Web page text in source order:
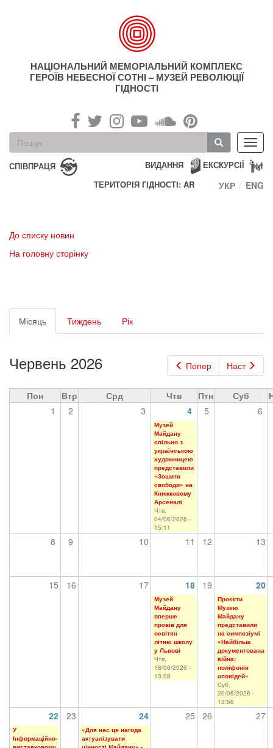
НАЦІОНАЛЬНИЙ МЕМОРІАЛЬНИЙ КОМПЛЕКС
ГЕРОЇВ НЕБЕСНОЇ СОТНІ – МУЗЕЙ РЕВОЛЮЦІЇ
ГІДНОСТІ
Пошукова
форма
Пошук
СПІВПРАЦЯ ЕКСКУРСІЇ
ВИДАННЯ
ТЕРИТОРІЯ ГІДНОСТІ: AR
УКР ENG
До списку новин
На головну сторінку
Первинні
вкладки
Місяць (активна
вкладка)
Тиждень Рік
Попер Наст
Червень 2026
Пон Втр Срд Чтв Птн Суб
1
2 3 4 5 6
Музей
Майдану
спільно з
українською
художницею
представили
«Зошити
свободи» на
Книжковому
Арсеналі
Чтв,
04/06/2026 -
15:11
8 9 10 11 12 13
15 16 17 18 19 20
Музей
Майдану
вперше
провів для
освітян
літню школу
у Львові
Чтв,
18/06/2026 -
13:08
Проєкти
Музею
Майдану
представили
на симпозіумі
«Найбільш
документована
війна:
поліфонія
оповідей»
Суб,
20/06/2026 -
13:56
22 23 24 25 26 27
У
Інформаційно-
«Для нас це нагода
актуалізувати